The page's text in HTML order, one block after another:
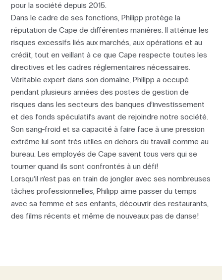
pour la société depuis 2015.
Dans le cadre de ses fonctions, Philipp protège la
réputation de Cape de différentes manières. Il atténue les
risques excessifs liés aux marchés, aux opérations et au
crédit, tout en veillant à ce que Cape respecte toutes les
directives et les cadres réglementaires nécessaires.
Véritable expert dans son domaine, Philipp a occupé
pendant plusieurs années des postes de gestion de
risques dans les secteurs des banques d’investissement
et des fonds spéculatifs avant de rejoindre notre société.
Son sang-froid et sa capacité à faire face à une pression
extrême lui sont très utiles en dehors du travail comme au
bureau. Les employés de Cape savent tous vers qui se
tourner quand ils sont confrontés à un défi!
Lorsqu’il n’est pas en train de jongler avec ses nombreuses
tâches professionnelles, Philipp aime passer du temps
avec sa femme et ses enfants, découvrir des restaurants,
des films récents et même de nouveaux pas de danse!